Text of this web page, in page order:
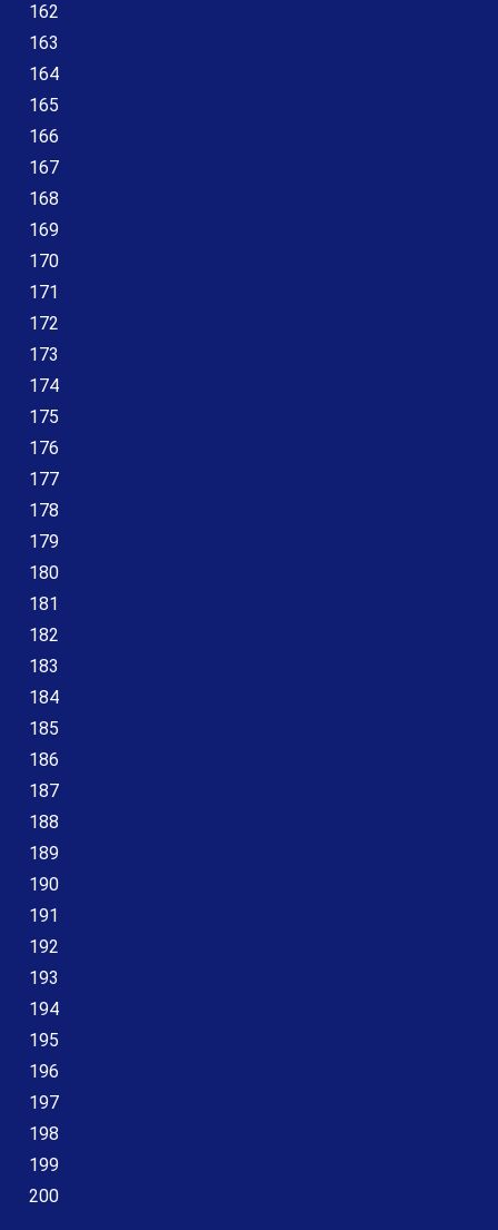
162
163
164
165
166
167
168
169
170
171
172
173
174
175
176
177
178
179
180
181
182
183
184
185
186
187
188
189
190
191
192
193
194
195
196
197
198
199
200